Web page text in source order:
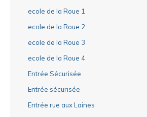
ecole de la Roue 1
ecole de la Roue 2
ecole de la Roue 3
ecole de la Roue 4
Entrée Sécurisée
Entrée sécurisée
Entrée rue aux Laines